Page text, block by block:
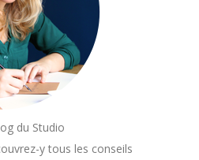
du Studio
y tous les conseils